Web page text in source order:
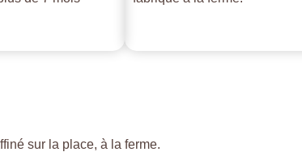
sur la place, à la ferme.